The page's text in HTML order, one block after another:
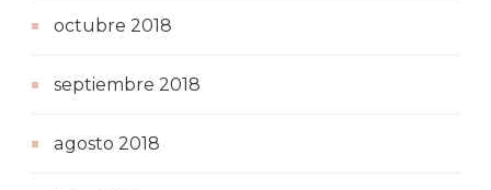
octubre 2018
septiembre 2018
agosto 2018